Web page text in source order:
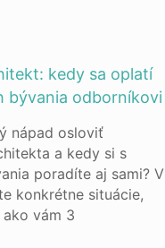
kedy sa oplatí
bývania odborníkovi
nápad osloviť
a kedy si s
poradíte aj sami? V
konkrétne situácie,
vám 3